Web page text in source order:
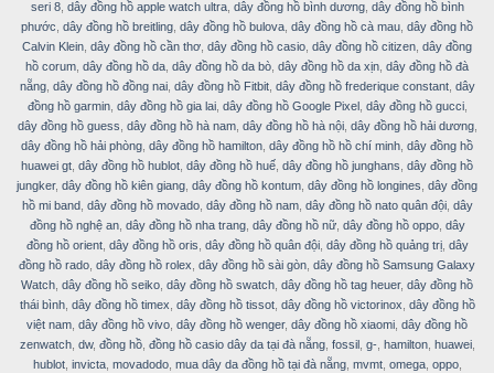
seri 8, dây đồng hồ apple watch ultra, dây đồng hồ bình dương, dây đồng hồ bình
phước dây đồng hồ breitling dây đồng hồ bulova dây đồng hồ cà mau dây đồng hồ
Calvin Klein dây đồng hồ cần thơ dây đồng hồ casio dây đồng hồ citizen dây đồng
hồ corum dây đồng hồ da dây đồng hồ da bò dây đồng hồ da xịn dây đồng hồ đà
nẵng, dây đồng hồ đồng nai, dây đồng hồ Fitbit, dây đồng hồ frederique constant, dây
đồng hồ garmin, dây đồng hồ gia lai, dây đồng hồ Google Pixel, dây đồng hồ gucci,
dây đồng hồ guess dây đồng hồ hà nam, dây đồng hồ hà nội, dây đồng hồ hải dương,
dây đồng hồ hải phòng dây đồng hồ hamilton dây đồng hồ hồ chí minh dây đồng hồ
huawei gt dây đồng hồ hublot dây đồng hồ huế dây đồng hồ junghans dây đồng hồ
jungker, dây đồng hồ kiên giang dây đồng hồ kontum dây đồng hồ longines dây đồng
hồ mi band, dây đồng hồ movado, dây đồng hồ nam, dây đồng hồ nato quân đội, dây
đồng hồ nghệ an, dây đồng hồ nha trang, dây đồng hồ nữ, dây đồng hồ oppo, dây
đồng hồ orient, dây đồng hồ oris dây đồng hồ quân đội, dây đồng hồ quảng trị, dây
đồng hồ rado dây đồng hồ rolex dây đồng hồ sài gòn dây đồng hồ Samsung Galaxy
Watch dây đồng hồ seiko dây đồng hồ swatch dây đồng hồ tag heuer, dây đồng hồ
thái bình, dây đồng hồ timex dây đồng hồ tissot, dây đồng hồ victorinox dây đồng hồ
việt nam dây đồng hồ vivo dây đồng hồ wenger, dây đồng hồ xiaomi dây đồng hồ
zenwatch, dw, đồng hồ, đồng hồ casio dây da tại đà nẵng, fossil, g-, hamilton, huawei,
hublot, invicta, movadodo, mua dây da đồng hồ tại đà nẵng, mvmt, omega, oppo,